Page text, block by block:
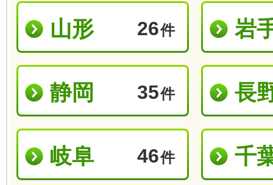
山形 26件 岩
静岡 35件 長
岐阜 46件 千